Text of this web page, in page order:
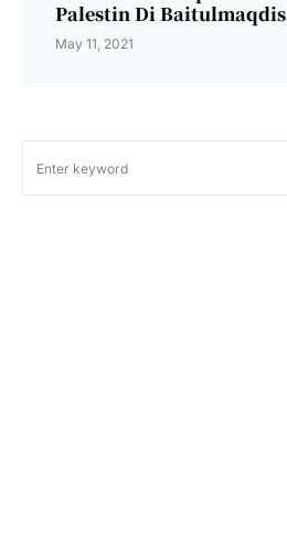
Palestin Di Baitulmaqdis
May 11, 2021